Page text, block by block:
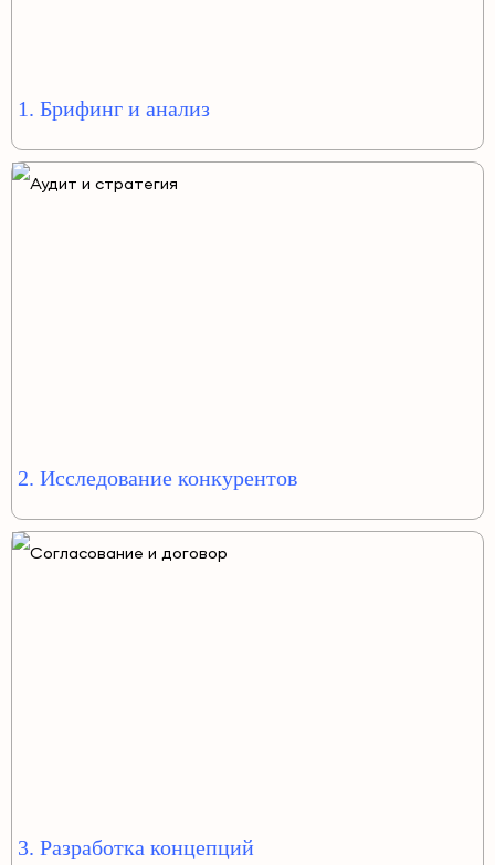
1. Брифинг и анализ
2. Исследование конкурентов
3. Разработка концепций